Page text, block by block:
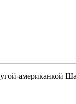
американкой